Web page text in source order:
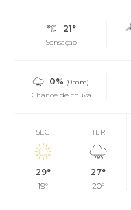
21°
Sensação
0% (0mm)
Chance de chuva
SEG
29°
19°
TER
27°
20°